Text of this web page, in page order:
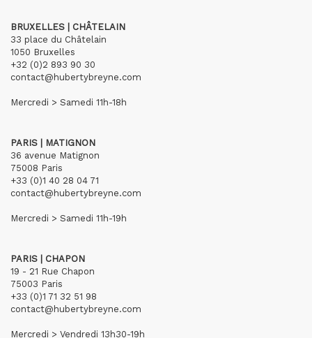
BRUXELLES | CHÂTELAIN
33 place du Châtelain
1050 Bruxelles
+32 (0)2 893 90 30
contact@hubertybreyne.com
Mercredi > Samedi 11h-18h
PARIS | MATIGNON
36 avenue Matignon
75008 Paris
+33 (0)1 40 28 04 71
contact@hubertybreyne.com
Mercredi > Samedi 11h-19h
PARIS | CHAPON
19 - 21 Rue Chapon
75003 Paris
+33 (0)1 71 32 51 98
contact@hubertybreyne.com
Mercredi > Vendredi 13h30-19h